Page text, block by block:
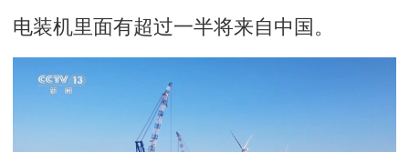
电装机里面有超过一半将来自中国。